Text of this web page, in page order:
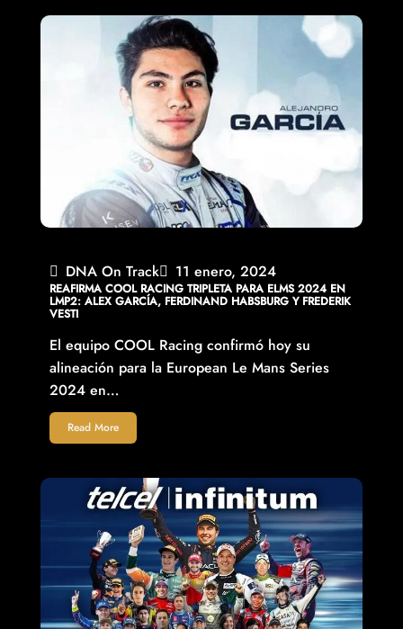
DNA On Track 11 enero, 2024
REAFIRMA COOL RACING TRIPLETA PARA ELMS 2024 EN
LMP2: ALEX GARCÍA, FERDINAND HABSBURG Y FREDERIK
VESTI
El equipo COOL Racing confirmó hoy su
alineación para la European Le Mans Series
2024 en…
Read More